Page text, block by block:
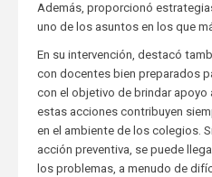
Además, proporcionó
uno de los asuntos en los que
En su intervención, destacó
con docentes bien preparados
con el objetivo de brindar
estas acciones contribuyen
en el ambiente de los colegios.
acción preventiva, se puede
los problemas, a menudo de